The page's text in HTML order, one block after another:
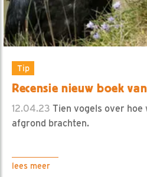
Tip
Recensie nieuw boek
12.04.23 Tien vogels over hoe
afgrond brachten.
lees meer